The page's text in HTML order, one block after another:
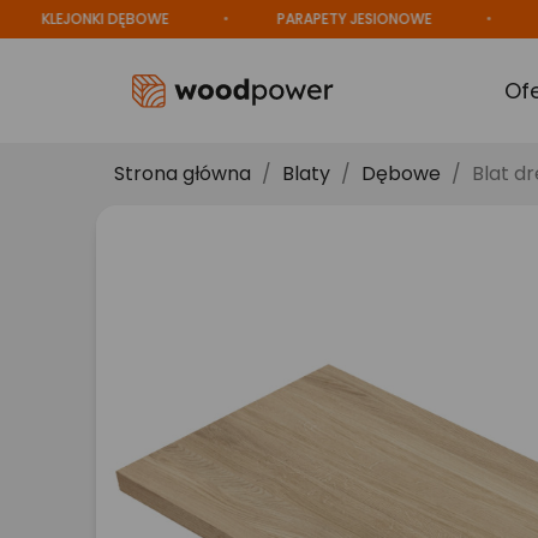
DĘBOWE PARAPETY JESIONOWE
Strona główna Blaty Dębowe Blat